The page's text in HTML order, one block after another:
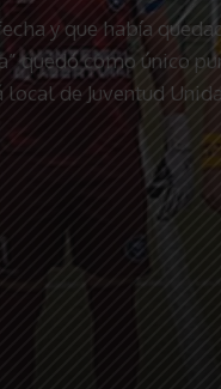
y que había
quedó como único
de Juventud